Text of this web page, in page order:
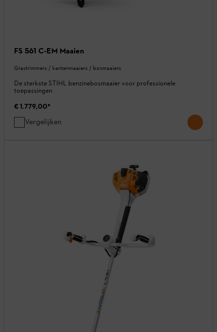
FS 561 C-EM Maaien
Grastrimmers / kantenmaaiers / bosmaaiers
De sterkste STIHL benzinebosmaaier voor professionele
toepassingen
€ 1.779,00*
Vergelijken